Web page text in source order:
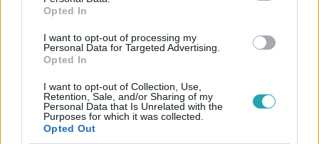
Opted In
I want to opt-out of processing my
Personal Data for Targeted Advertising.
Opted In
I want to opt-out of Collection, Use,
Retention, Sale, and/or Sharing of my
Personal Data that Is Unrelated with the
Purposes for which it was collected.
Opted Out
Népszerű